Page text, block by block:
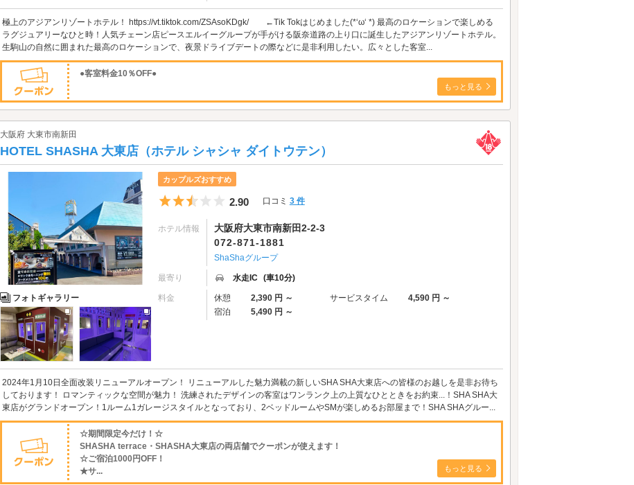
極上のアジアンリゾートホテル！ https://vt.tiktok.com/ZSAsoKDgk/ ←Tik Tokはじめました(*‘ω‘ *) 最高のロケーションで楽しめる
ラグジュアリーなひと時！人気チェーン店ピースエルイーグループが手がける阪奈道路の上り口に誕生したアジアンリゾートホテル。
生駒山の自然に囲まれた最高のロケーションで、夜景ドライブデートの際などに是非利用したい。広々とした客室...
●客室料金10％OFF●
もっと見る
大阪府 大東市南新田
HOTEL SHASHA 大東店（ホテル シャシャ ダイトウテン）
フォトギャラリー
カップルズおすすめ
5つ星のうち2.5
2.90 口コミ 3 件
ホテル情報
大阪府大東市南新田2-2-3
072-871-1881
ShaShaグループ
最寄り 水走IC (車10分)
料金 休憩 2,390 円 ～ サービスタイム
4,590 円 ～
宿泊
5,490 円 ～
2024年1月10日全面改装リニューアルオープン！ リニューアルした魅力満載の新しいSHA SHA大東店への皆様のお越しを是非お待ち
しております！ ロマンティックな空間が魅力！ 洗練されたデザインの客室はワンランク上の上質なひとときをお約束...！SHA SHA大
東店がグランドオープン！1ルーム1ガレージスタイルとなっており、2ベッドルームやSMが楽しめるお部屋まで！SHA SHAグルー...
☆期間限定今だけ！☆
SHASHA terrace・SHASHA大東店の両店舗でクーポンが使えます！
☆ご宿泊1000円OFF！
★サ...
もっと見る